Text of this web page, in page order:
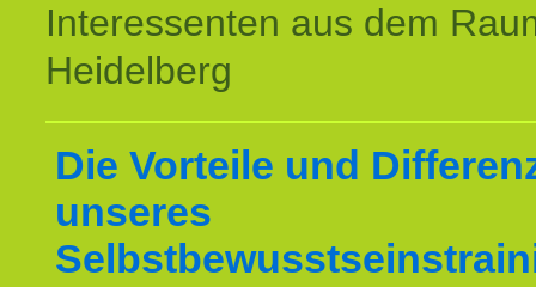
Interessenten aus dem
Heidelberg
Die Vorteile und
unseres